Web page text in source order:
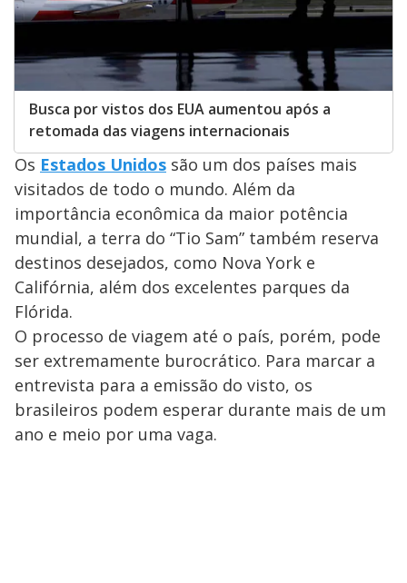
Busca por vistos dos EUA aumentou após a
retomada das viagens internacionais
Os Estados Unidos são um dos países mais
visitados de todo o mundo. Além da
importância econômica da maior potência
mundial, a terra do “Tio Sam” também reserva
destinos desejados, como Nova York e
Califórnia, além dos excelentes parques da
Flórida.
O processo de viagem até o país, porém, pode
ser extremamente burocrático. Para marcar a
entrevista para a emissão do visto, os
brasileiros podem esperar durante mais de um
ano e meio por uma vaga.